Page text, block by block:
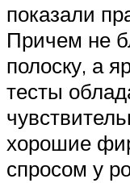
показали
Причем не
полоску, а
тесты
хорошие
спросом у